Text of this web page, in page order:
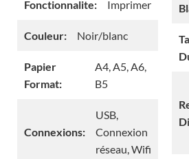
Fonctionnalite: Imprimer
Couleur: Noir/blanc
Papier
Format:
A4, A5, A6,
B5
Connexions:
USB,
Connexion
réseau, Wifi